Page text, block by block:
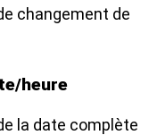
changement de
heure
la date complète